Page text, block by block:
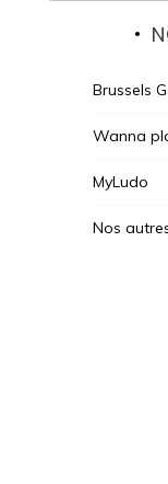
Brussels
Wanna
MyLudo
Nos